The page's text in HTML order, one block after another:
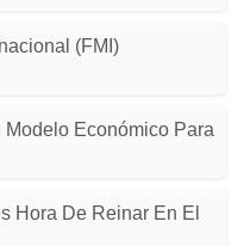
(FMI)
Modelo Económico Para
Hora De Reinar En El